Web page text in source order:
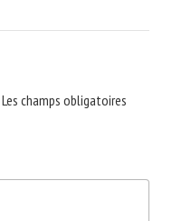
Les champs obligatoires